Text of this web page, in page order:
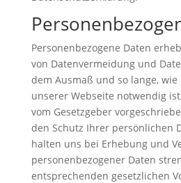
Personenbezogene Daten
von Datenvermeidung und
dem Ausmaß und so lange,
unserer Webseite notwendig
vom Gesetzgeber
den Schutz Ihrer persönlichen
halten uns bei Erhebung und
personenbezogener Daten
entsprechenden gesetzlichen